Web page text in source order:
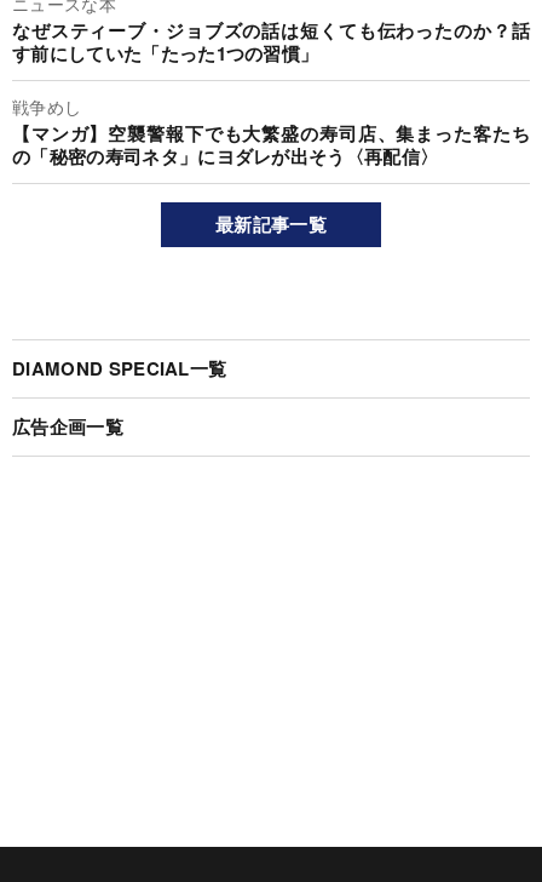
なぜスティーブ・ジョブズの話は短くても伝わったのか？話
す前にしていた「たった1つの習慣」
戦争めし
【マンガ】空襲警報下でも大繁盛の寿司店、集まった客たち
の「秘密の寿司ネタ」にヨダレが出そう〈再配信〉
最新記事一覧
DIAMOND SPECIAL一覧
広告企画一覧